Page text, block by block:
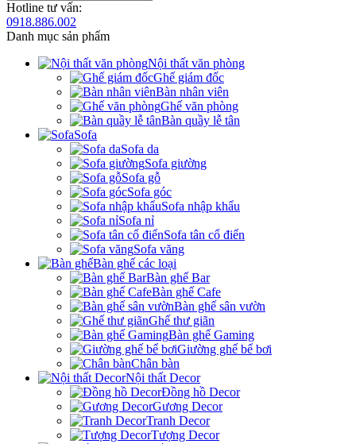
Hotline tư vấn:
0918.886.002
Danh mục sản phẩm
Nội thất văn phòng
Ghế giám đốc
Bàn nhân viên
Ghế văn phòng
Bàn quầy lễ tân
Sofa
Sofa da
Sofa giường
Sofa gỗ
Sofa góc
Sofa nhập khẩu
Sofa nỉ
Sofa tân cổ điển
Sofa văng
Bàn ghế các loại
Bàn ghế Bar
Bàn ghế Cafe
Bàn ghế sân vườn
Ghế thư giãn
Bàn ghế Gaming
Giường ghế bể bơi
Chân bàn
Nội thất Decor
Đồng hồ Decor
Gương Decor
Tranh Decor
Tượng Decor